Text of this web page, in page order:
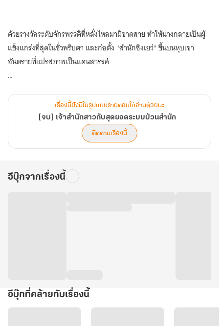
ด้วยรางวัลระดับจักรพรรดิที่หลั่งไหลมามิขาดสาย ทำให้นางกลายเป็นผู้
แข็งแกร่งที่สุดในชั่วพริบตา และก่อตั้ง "สำนักซิงเยว่" ขึ้นบนหุบเขา
อันตรายที่แปรสภาพเป็นแดนสวรรค์
ภารกิจแรกคือการรับศิษย์ นางดึงดูดอัจฉริยะมากมายด้วยพลังที่เหนือ
กว่าและสมบัติวิเศษที่แจกจ่ายไม่อั้น ถึงขั้นที่ "เก้าจักรพรรดิเซียน" ยอด
ฝีมือสูงสุดในใต้หล้ายังต้องออกสืบหาตัวตนของนาง!
ซึ่งจอมยุทธ์หญิงผู้นี้มาพร้อมพลังโกงฟ้าที่ใครก็มิอาจเทียบได้ เพราะนาง
จะนำพาสำนักเล็กๆ ขึ้นสู่จุดสูงสุดของยุทธภพ! (บทที่ 321-360)
เรื่องนี้ยังมีในรูปแบบรายตอนให้อ่านด้วยนะ
[จบ] เจ้าสำนักสาวกับสุดยอดระบบป่วนสำนัก
ติดตามเรื่องนี้
อีบุ๊กจากเรื่องนี้
อีบุ๊กที่คล้ายกับเรื่องนี้